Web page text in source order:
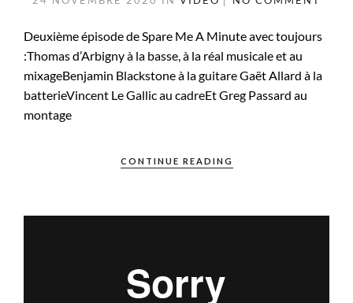
Deuxième épisode de Spare Me A Minute avec toujours
:Thomas d’Arbigny à la basse, à la réal musicale et au
mixageBenjamin Blackstone à la guitare Gaët Allard à la
batterieVincent Le Gallic au cadreEt Greg Passard au
montage
CONTINUE READING